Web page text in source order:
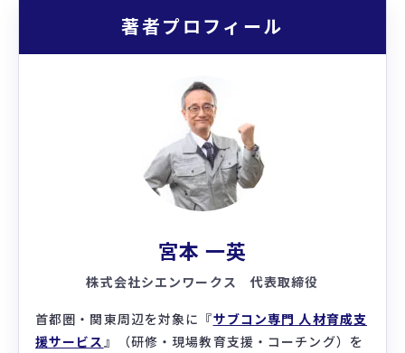
著者プロフィール
宮本 一英
株式会社シエンワークス 代表取締役
首都圏・関東周辺を対象に『サブコン専門 人材育成支
援サービス 』（研修・現場教育支援・コーチング）を